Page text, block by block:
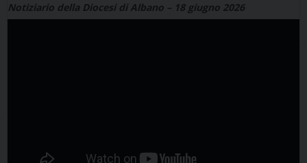
Notiziario della Diocesi di Albano – 18 giugno 2026